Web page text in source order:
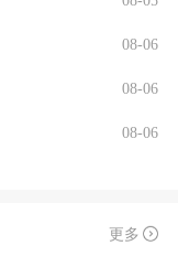
08-06
08-06
08-06
更多